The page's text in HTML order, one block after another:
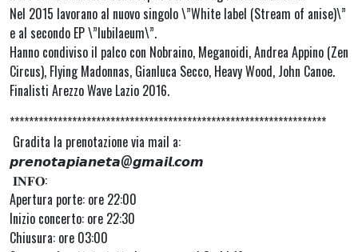
Nel 2015 lavorano al nuovo singolo \”White label (Stream of anise)\”
e al secondo EP \”Iubilaeum\”.
Hanno condiviso il palco con Nobraino, Meganoidi, Andrea Appino (Zen
Circus), Flying Madonnas, Gianluca Secco, Heavy Wood, John Canoe.
Finalisti Arezzo Wave Lazio 2016.
******************************************************************
Gradita la prenotazione via mail a:
𝙥𝙧𝙚𝙣𝙤𝙩𝙖𝙥𝙞𝙖𝙣𝙚𝙩𝙖@𝙜𝙢𝙖𝙞𝙡.𝙘𝙤𝙢
𝐈𝐍𝐅𝐎:
Apertura porte: ore 22:00
Inizio concerto: ore 22:30
Chiusura: ore 03:00